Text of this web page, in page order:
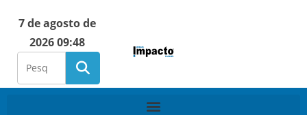
7 de agosto de
2026 09:48